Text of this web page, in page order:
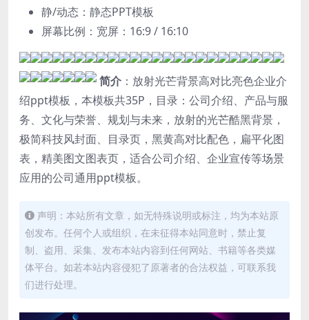
静/动态：静态PPT模板
屏幕比例：宽屏：16:9 / 16:10
简介 ：放射光芒背景高对比亮色企业介
绍ppt模板，本模板共35P，目录：公司介绍、产品与服
务、文化与荣誉、规划与未来，放射的光芒酷黑背景，
极简科技风封面、目录页，黑黄高对比配色，扁平化图
表，精美图文图表页，适合公司介绍、企业宣传等场景
应用的公司通用ppt模板。
声明：本站所有文章，如无特殊说明或标注，均为本站原
创发布。任何个人或组织，在未征得本站同意时，禁止复
制、盗用、采集、发布本站内容到任何网站、书籍等各类媒
体平台。如若本站内容侵犯了原著者的合法权益，可联系我
们进行处理。